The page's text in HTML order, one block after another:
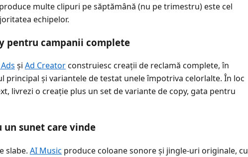
multe clipuri pe săptămână (nu pe trimestru) este cel
echipelor.
pentru campanii complete
și Ad Creatorconstruiesc creații de reclamă complete, în
principal și variantele de testat unele împotriva celorlalte. În loc
livrezi o creație plus un set de variante de copy, gata pentru
un sunet care vinde
slabe. AI Music produce coloane sonore și jingle-uri originale, cu